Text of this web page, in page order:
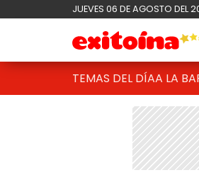
JUEVES 06 DE AGOSTO DEL
TEMAS DEL DÍAA LA